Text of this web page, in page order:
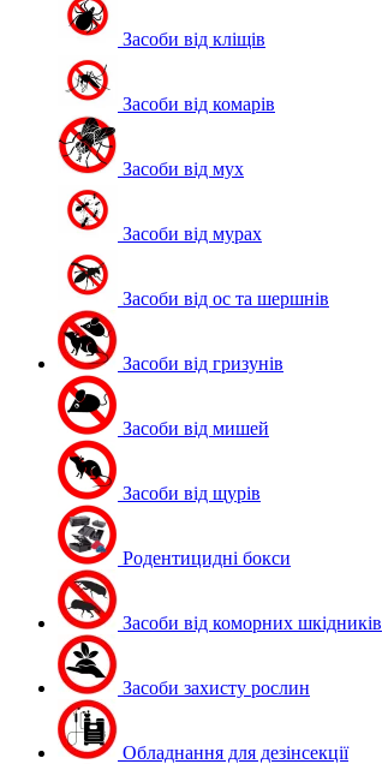
Засоби від кліщів
Засоби від комарів
Засоби від мух
Засоби від мурах
Засоби від ос та шершнів
Засоби від гризунів
Засоби від мишей
Засоби від щурів
Родентицидні бокси
Засоби від коморних шкідників
Засоби захисту рослин
Обладнання для дезінсекції